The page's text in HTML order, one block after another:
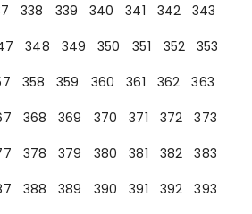
338 339 340 341 342
343
348 349 350 351 352
353
358 359 360 361 362
363
368 369 370 371 372
373
378 379 380 381 382
383
388 389 390 391 392
393